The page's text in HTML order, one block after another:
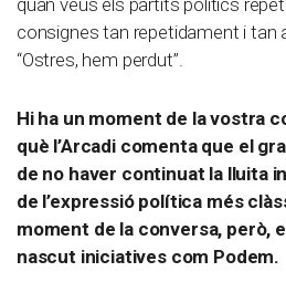
quan veus els partits polítics
consignes tan repetidament i tan
“Ostres, hem perdut”.
Hi ha un moment de la vostra
què l’Arcadi comenta que el
de no haver continuat la lluita
de l’expressió política més
moment de la conversa, però,
nascut iniciatives com Podem.